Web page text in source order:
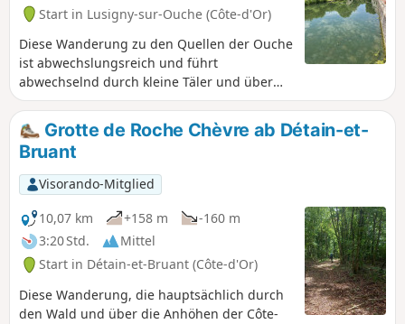
Start in Lusigny-sur-Ouche (Côte-d'Or)
Diese Wanderung zu den Quellen der Ouche
ist abwechslungsreich und führt
abwechselnd durch kleine Täler und über
Anhöhen, die das Tal der Ouche überragen.
Dabei können Sie das charmante Dorf
Lusigny-sur-Ouche mit seinen Brücken und
Waschhäusern besuchen. Die Ouche, ein
Zusammenfluss von 7 Quellen, darunter die
wichtigste Quelle von Presles in Lusigny,
schlängelt sich durch ihr oberes Tal. Sie
mündet dann in Dijon in den Lac Kir,
durchquert Dijon und mündet nach 95 km in
der Nähe von Saint-Jean-de-Losne in die
Saône.
Grotte de Roche Chèvre ab Détain-et-
Bruant
Visorando-Mitglied
10,07 km
+158 m
-160 m
3:20 Std.
Mittel
Start in Détain-et-Bruant (Côte-d'Or)
Diese Wanderung, die hauptsächlich durch
den Wald und über die Anhöhen der Côte-